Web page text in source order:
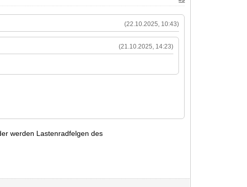
(22.10.2025, 10:43)
(21.10.2025, 14:23)
werden Lastenradfelgen des